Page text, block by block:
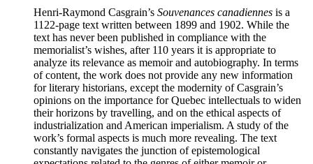
Henri-Raymond Casgrain’s Souvenances canadiennes is a
1122-page text written between 1899 and 1902. While the
text has never been published in compliance with the
memorialist’s wishes, after 110 years it is appropriate to
analyze its relevance as memoir and autobiography. In terms
of content, the work does not provide any new information
for literary historians, except the modernity of Casgrain’s
opinions on the importance for Quebec intellectuals to widen
their horizons by travelling, and on the ethical aspects of
industrialization and American imperialism. A study of the
work’s formal aspects is much more revealing. The text
constantly navigates the junction of epistemological